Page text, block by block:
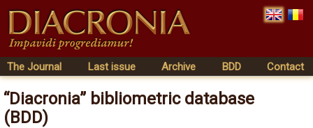
The Journal Last issue Archive BDD Contact
“Diacronia” bibliometric database
(BDD)